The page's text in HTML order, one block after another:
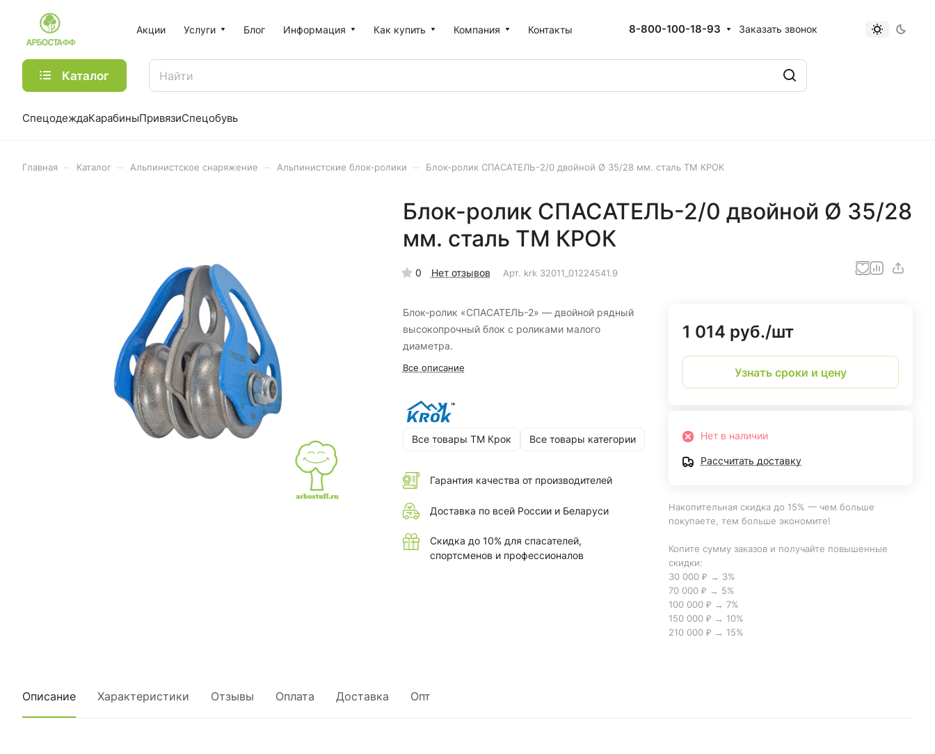
Акции Услуги Блог Информация Как купить Компания Контакты 8-800-100-18-93 Заказать звонок
Каталог
СпецодеждаКарабиныПривязиСпецобувь
Главная Каталог Альпинистское снаряжение Альпинистские блок-ролики Блок-ролик СПАСАТЕЛЬ-2/0 двойной Ø 35/28 мм. сталь ТМ КРОК
Блок-ролик СПАСАТЕЛЬ-2/0 двойной Ø 35/28
мм. сталь ТМ КРОК
0 Нет отзывов Арт. krk 32011_01224541.9
Блок-ролик «СПАСАТЕЛЬ-2» — двойной рядный
высокопрочный блок с роликами малого
диаметра.
Все описание
Все товары ТМ Крок Все товары категории
Гарантия качества от производителей
Доставка по всей России и Беларуси
Скидка до 10% для спасателей,
спортсменов и профессионалов
1 014 руб./шт
Узнать сроки и цену
Нет в наличии
Рассчитать доставку
Накопительная скидка до 15% — чем больше
покупаете, тем больше экономите!
Копите сумму заказов и получайте повышенные
скидки:
30 000 ₽ → 3%
70 000 ₽ → 5%
100 000 ₽ → 7%
150 000 ₽ → 10%
210 000 ₽ → 15%
Описание Характеристики Отзывы Оплата Доставка Опт